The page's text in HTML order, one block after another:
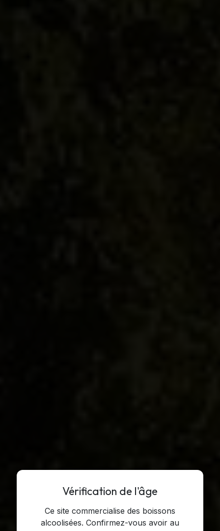
Vérification de l'âge
Ce site commercialise des boissons
alcoolisées. Confirmez-vous avoir au